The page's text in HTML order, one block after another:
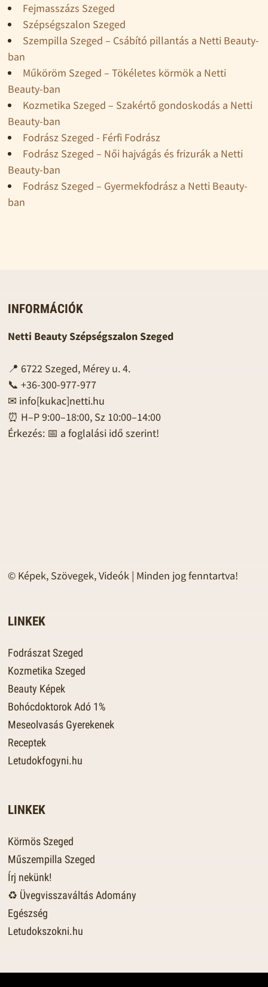
Fejmasszázs Szeged
Szépségszalon Szeged
Szempilla Szeged – Csábító pillantás a Netti Beauty-
ban
Műköröm Szeged – Tökéletes körmök a Netti
Beauty-ban
Kozmetika Szeged – Szakértő gondoskodás a Netti
Beauty-ban
Fodrász Szeged - Férfi Fodrász
Fodrász Szeged – Női hajvágás és frizurák a Netti
Beauty-ban
Fodrász Szeged – Gyermekfodrász a Netti Beauty-
ban
INFORMÁCIÓK
Netti Beauty Szépségszalon Szeged
📍 6722 Szeged, Mérey u. 4.
📞 +36-300-977-977
✉ info[kukac]netti.hu
⏰ H–P 9:00–18:00, Sz 10:00–14:00
Érkezés: 📅 a foglalási idő szerint!
© Képek, Szövegek, Videók | Minden jog fenntartva!
LINKEK
Fodrászat Szeged
Kozmetika Szeged
Beauty Képek
Bohócdoktorok Adó 1%
Meseolvasás Gyerekenek
Receptek
Letudokfogyni.hu
LINKEK
Körmös Szeged
Műszempilla Szeged
Írj nekünk!
♻️ Üvegvisszaváltás Adomány
Egészség
Letudokszokni.hu